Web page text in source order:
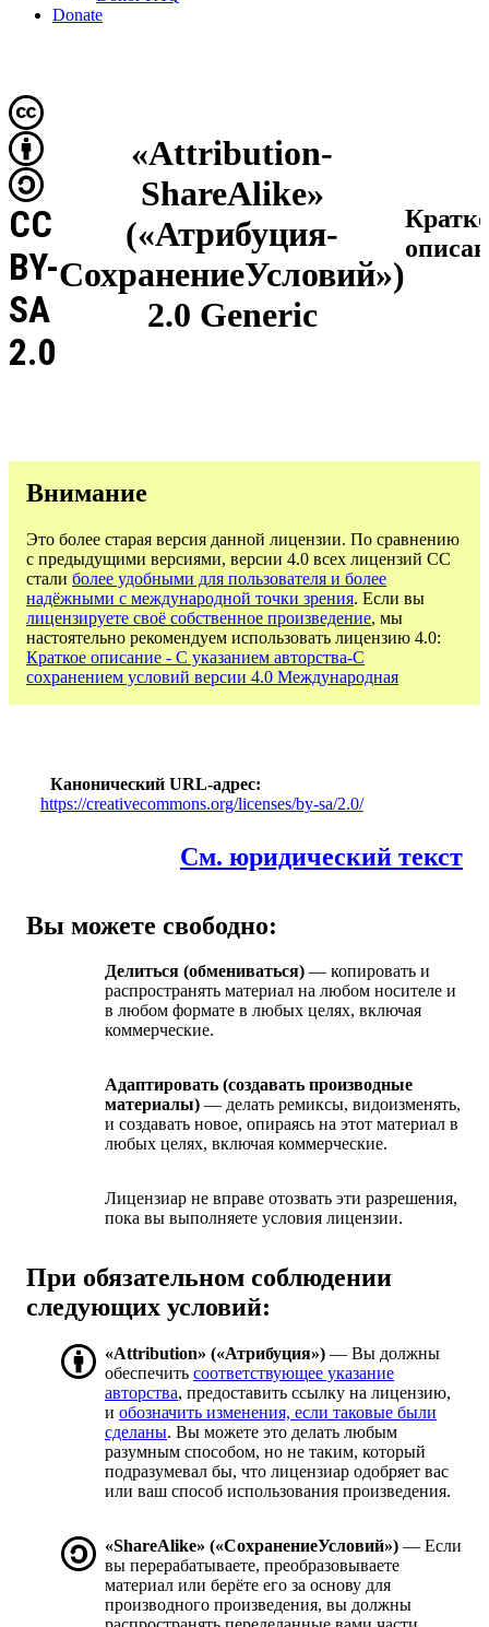
Donate
«Attribution-
ShareAlike»
(«Атрибуция-
СохранениеУсловий»)
2.0 Generic
CC
BY-
SA
2.0
Внимание
Это более старая версия данной лицензии. По сравнению
с предыдущими версиями, версии 4.0 всех лицензий CC
стали более удобными для пользователя и более
надёжными с международной точки зрения. Если вы
лицензируете своё собственное произведение, мы
настоятельно рекомендуем использовать лицензию 4.0:
Краткое описание - С указанием авторства-С
сохранением условий версии 4.0 Международная
Канонический URL-адрес
https://creativecommons.org/licenses/by-sa/2.0/
См. юридический текст
Вы можете свободно:
Делиться (обмениваться) — копировать и
распространять материал на любом носителе и
в любом формате в любых целях, включая
коммерческие.
Адаптировать (создавать производные
материалы) — делать ремиксы, видоизменять,
и создавать новое, опираясь на этот материал в
любых целях, включая коммерческие.
Лицензиар не вправе отозвать эти разрешения,
пока вы выполняете условия лицензии.
При обязательном соблюдении
следующих условий:
«Attribution» («Атрибуция») — Вы должны
обеспечить соответствующее указание
авторства, предоставить ссылку на лицензию,
и обозначить изменения, если таковые были
сделаны. Вы можете это делать любым
разумным способом, но не таким, который
подразумевал бы, что лицензиар одобряет вас
или ваш способ использования произведения.
«ShareAlike» («СохранениеУсловий») — Если
вы перерабатываете, преобразовываете
материал или берёте его за основу для
производного произведения, вы должны